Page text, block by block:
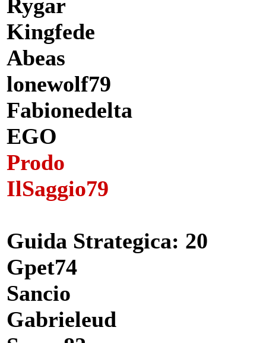
Rygar
Kingfede
Abeas
lonewolf79
Fabionedelta
EGO
Prodo
IlSaggio79
Guida Strategica: 20
Gpet74
Sancio
Gabrieleud